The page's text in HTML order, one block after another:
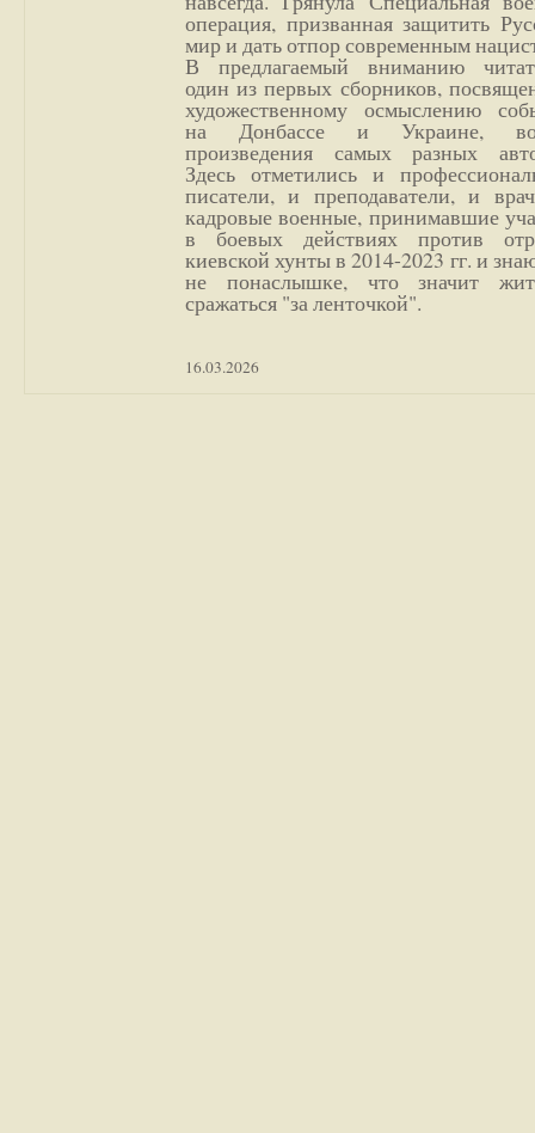
операция, призванная защитить
мир и дать отпор современным
В предлагаемый вниманию
один из первых сборников,
художественному осмыслению
на Донбассе и Украине,
произведения самых разных
Здесь отметились и
писатели, и преподаватели, и
кадровые военные, принимавшие
в боевых действиях против
киевской хунты в 2014-2023 гг. и
не понаслышке, что значит
сражаться "за ленточкой".
16.03.2026